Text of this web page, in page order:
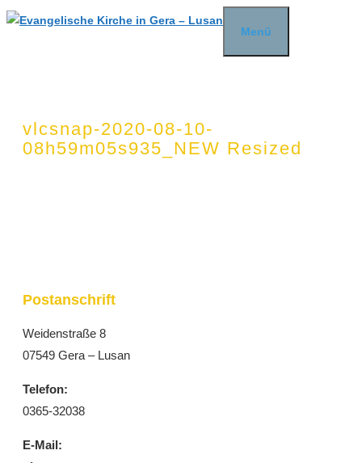
Zum
Menü
vlcsnap-2020-08-10-
08h59m05s935_NEW Resized
Postanschrift
Weidenstraße 8
07549 Gera – Lusan
Telefon:
0365-32038
E-Mail: